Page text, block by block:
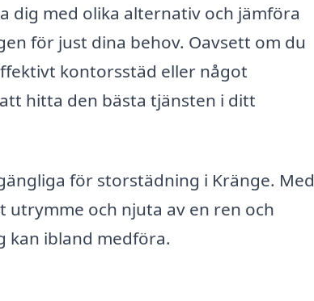
dig med olika alternativ och jämföra
för just dina behov. Oavsett om du
kontorsstäd eller något
hitta den bästa tjänsten i ditt
för storstädning i Kränge. Med
och njuta av en ren och
kan ibland medföra.